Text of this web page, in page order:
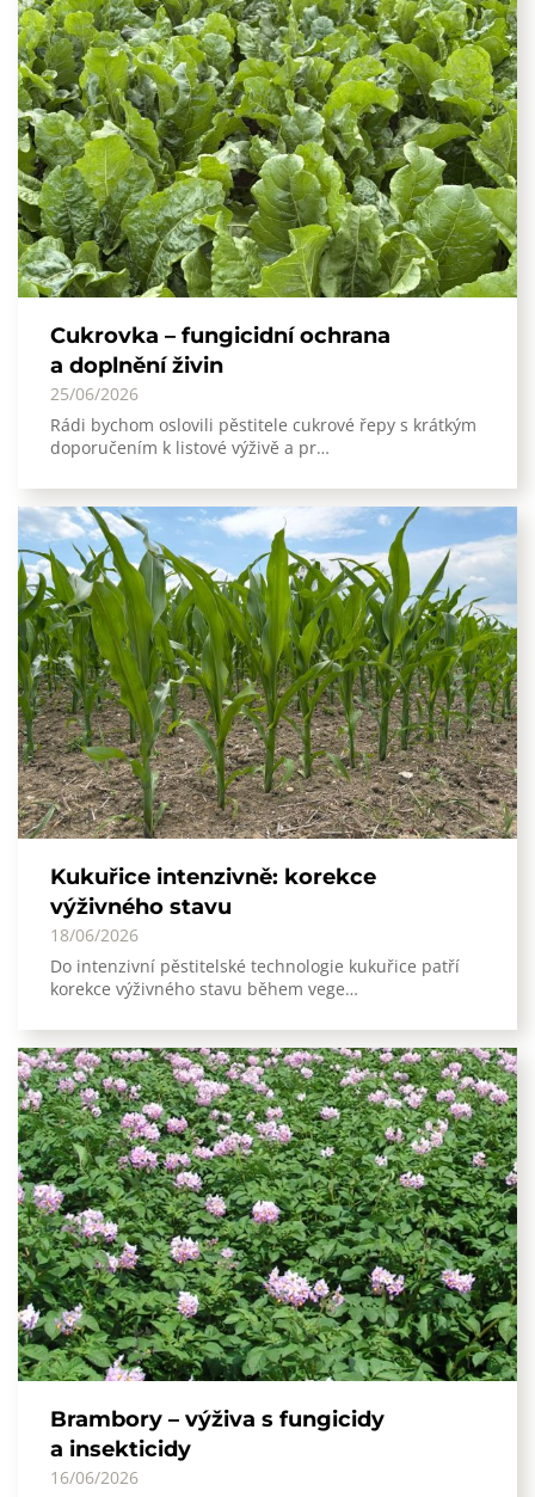
Cukrovka – fungicidní ochrana
a doplnění živin
25/06/2026
Rádi bychom oslovili pěstitele cukrové řepy s krátkým
doporučením k listové výživě a pr…
Kukuřice intenzivně: korekce
výživného stavu
18/06/2026
Do intenzivní pěstitelské technologie kukuřice patří
korekce výživného stavu během vege…
Brambory – výživa s fungicidy
a insekticidy
16/06/2026